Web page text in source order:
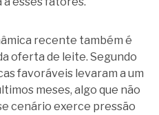
recente também é
oferta de leite. Segundo
favoráveis levaram a um
meses, algo que não
cenário exerce pressão